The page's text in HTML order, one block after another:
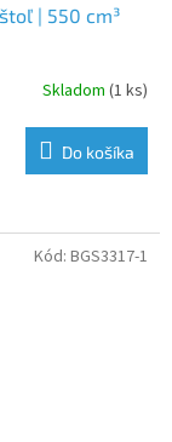
| 550 cm³
Skladom (1 ks)
Do košíka
Kód: BGS3317-1